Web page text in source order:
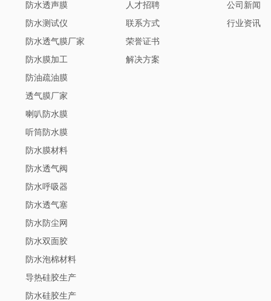
防水透声膜
防水测试仪
防水透气膜厂家
防水膜加工
防油疏油膜
透气膜厂家
喇叭防水膜
听筒防水膜
防水膜材料
防水透气阀
防水呼吸器
防水透气塞
防水防尘网
防水双面胶
防水泡棉材料
导热硅胶生产
防水硅胶生产
人才招聘
联系方式
荣誉证书
解决方案
公司新闻
行业资讯